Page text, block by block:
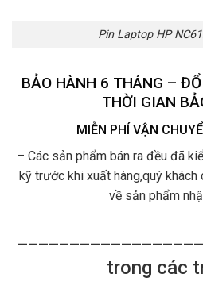
Pin Laptop HP
BẢO HÀNH 6 THÁNG –
THỜI GIAN
MIỄN PHÍ VẬN
– Các sản phẩm bán ra đều đã
kỹ trước khi xuất hàng,quý khách
về sản phẩm
trong các